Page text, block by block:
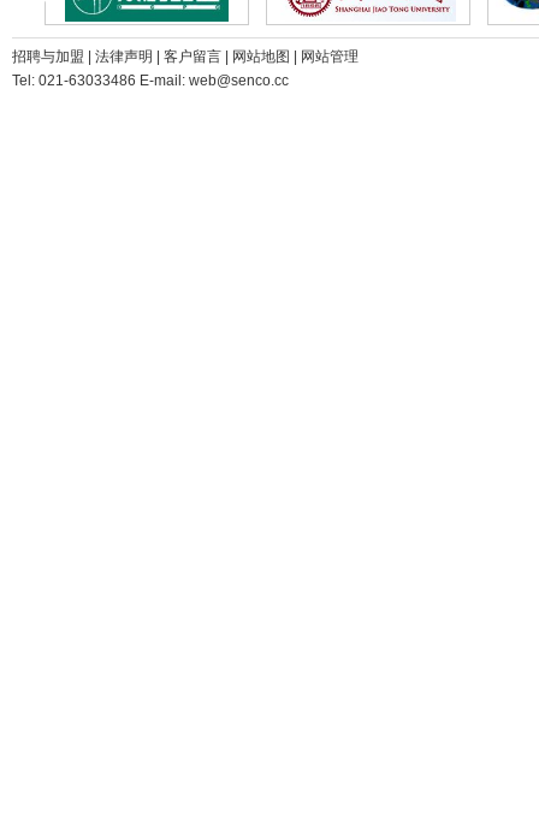
招聘与加盟 法律声明 客户留言 网站地图
网站管理
Tel: 021-63033486 E-mail: web@senco.cc